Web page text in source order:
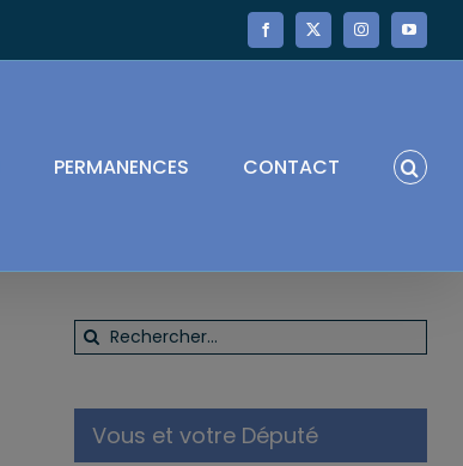
Facebook
X InstagramYouTube
PERMANENCES CONTACT
Rechercher:
Vous et votre Député